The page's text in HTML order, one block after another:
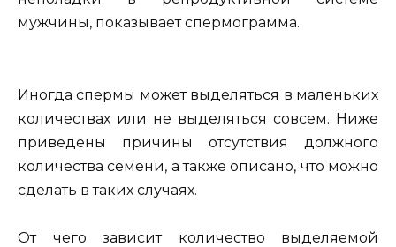
мужчины, показывает спермограмма.
Иногда спермы может выделяться в маленьких
количествах или не выделяться совсем. Ниже
приведены причины отсутствия должного
количества семени, а также описано, что можно
сделать в таких случаях.
От чего зависит количество выделяемой